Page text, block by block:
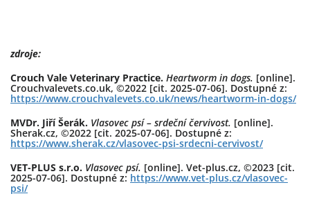
zdroje:
Crouch Vale Veterinary Practice. Heartworm in dogs. [online].
Crouchvalevets.co.uk, ©2022 [cit. 2025-07-06]. Dostupné z:
https://www.crouchvalevets.co.uk/news/heartworm-in-dogs/
MVDr. Jiří Šerák. Vlasovec psí – srdeční červivost. [online].
Sherak.cz, ©2022 [cit. 2025-07-06]. Dostupné z:
https://www.sherak.cz/vlasovec-psi-srdecni-cervivost/
VET-PLUS s.r.o. Vlasovec psí. [online]. Vet-plus.cz, ©2023 [cit.
2025-07-06]. Dostupné z: https://www.vet-plus.cz/vlasovec-
psi/